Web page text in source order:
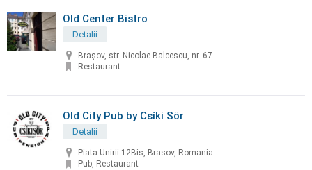
Old Center Bistro
Detalii
Brașov, str. Nicolae Balcescu, nr. 67
Restaurant
Old City Pub by Csíki Sör
Detalii
Piata Unirii 12Bis, Brasov, Romania
Pub, Restaurant